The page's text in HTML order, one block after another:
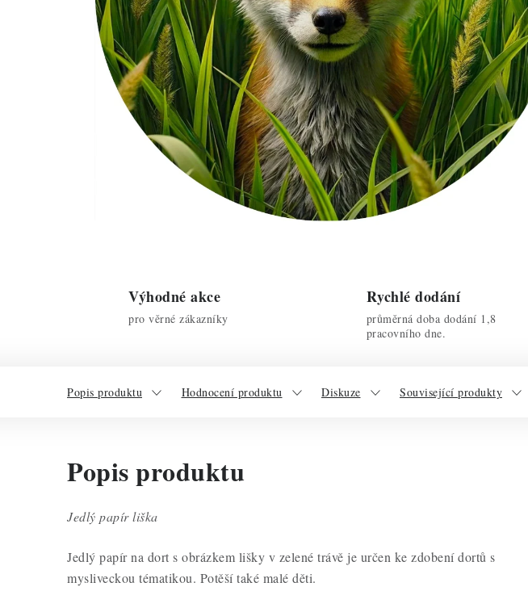
Výhodné akce
pro věrné zákazníky
Rychlé dodání
průměrná doba dodání 1,8
pracovního dne.
Popis produktu Hodnocení produktu Diskuze Související produkty
Popis produktu
Jedlý papír liška
Jedlý papír na dort s obrázkem lišky v zelené trávě je určen ke zdobení dortů s
mysliveckou tématikou. Potěší také malé děti.